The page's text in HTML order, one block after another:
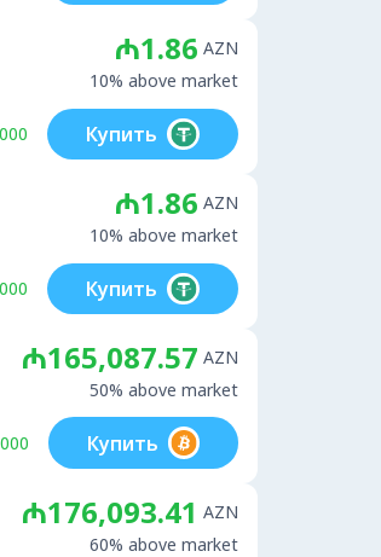
₼1.86 AZN
10% above market
Купить
₼1.86 AZN
10% above market
Купить
₼165,087.57 AZN
50% above market
Купить
₼176,093.41 AZN
60% above market